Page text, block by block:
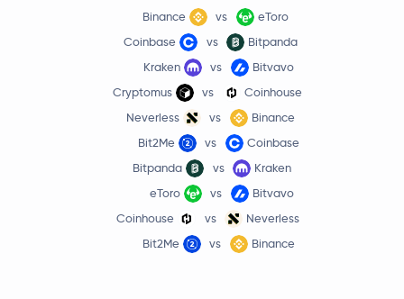
Binance vs
eToro
Coinbase
vs
Bitpanda
Kraken
vs
Bitvavo
Cryptomus
vs
Coinhouse
Neverless
vs
Binance
Bit2Me
vs
Coinbase
Bitpanda
vs
Kraken
eToro
vs
Bitvavo
Coinhouse
vs
Neverless
Bit2Me
vs Binance